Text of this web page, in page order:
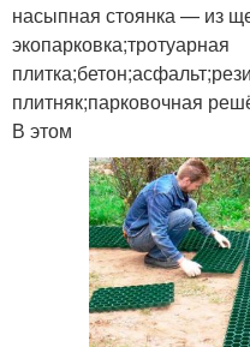
насыпная стоянка — из
экопарковка;тротуарная
плитняк;парковочная
В этом